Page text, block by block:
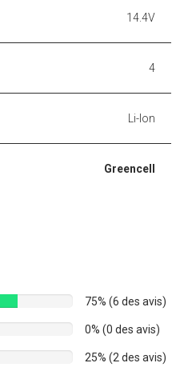
14.4V
4
Li-Ion
Greencell
75% (6 des avis)
0% (0 des avis)
25% (2 des avis)